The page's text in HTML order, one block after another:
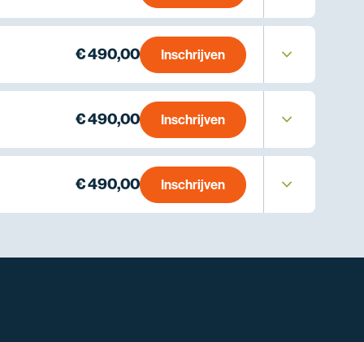
€ 490,00 Inschrijven
€ 490,00 Inschrijven
€ 490,00 Inschrijven